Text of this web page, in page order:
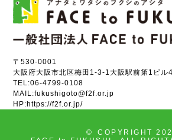
〒530-0001
大阪府大阪市北区梅田1-3-1大阪駅前第1ビル
TEL:06-4799-0108
MAIL:fukushigoto@f2f.or.jp
HP:https://f2f.or.jp/
©
COPYRIGHT